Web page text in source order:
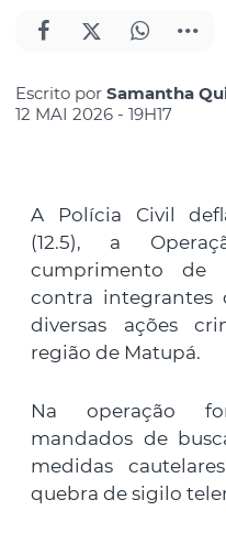
Escrito por Samantha
12 MAI 2026 - 19H17
A Polícia Civil
(12.5), a
cumprimento de
contra integrantes
diversas ações
região de Matupá.
Na operação
mandados de
medidas
quebra de sigilo